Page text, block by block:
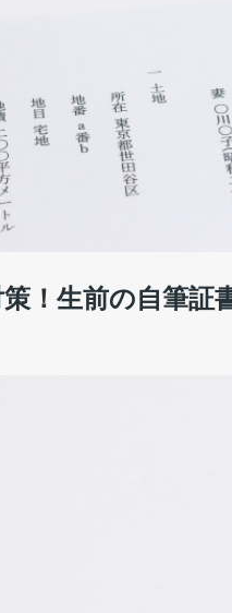
！生前の自筆証